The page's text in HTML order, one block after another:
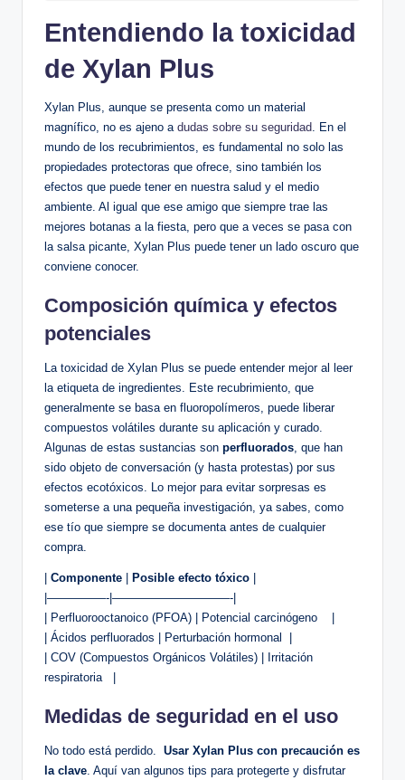
Entendiendo la toxicidad
de Xylan Plus
Xylan Plus, aunque se presenta como‌ un​ material
magnífico,⁤ no es ajeno a⁢ dudas sobre su seguridad. En el
mundo de los recubrimientos, es fundamental ⁤no solo las
propiedades ⁤protectoras que ofrece, sino también los
efectos que‍ puede​ tener en⁤ nuestra⁣ salud⁢ y‍ el‌ medio
ambiente. Al igual que‍ ese amigo que siempre​ trae las
mejores botanas​ a la fiesta, pero‌ que a veces ⁣se pasa ‌con
la salsa picante, Xylan Plus ⁢puede tener un ​lado⁤ oscuro que
conviene conocer.
Composición química‍ y⁣ efectos
potenciales
La toxicidad de Xylan Plus se⁣ puede​ entender mejor al ​leer⁢
la ‌etiqueta de ingredientes.‌ Este recubrimiento,‍ que
generalmente se basa en fluoropolímeros, ‌puede liberar
compuestos volátiles durante ‌su aplicación ⁢y ⁣curado.
Algunas de estas ⁣sustancias ⁤son perfluorados, que han
sido objeto ‍de⁣ conversación (y hasta protestas) por sus
efectos⁣ ecotóxicos. ⁤Lo mejor para evitar sorpresas⁢ es
someterse a una pequeña‌ investigación, ya ⁢sabes, como
ese tío que siempre⁤ se documenta antes ​de ‌cualquier
compra.
Componente Posible efecto tóxico
|—————-|——————————-|
| ⁢Perfluorooctanoico ⁣(PFOA) | Potencial carcinógeno ⁣ ​ ‍ |
| Ácidos perfluorados | Perturbación​ hormonal ⁢ |
| COV (Compuestos Orgánicos Volátiles) | Irritación
respiratoria⁤ ​ ⁤ |
Medidas de seguridad en ​el​ uso
No todo⁢ está perdido. ⁢ Usar Xylan ⁣Plus ​con precaución ‍es
la clave. Aquí van algunos ⁤tips para protegerte y disfrutar